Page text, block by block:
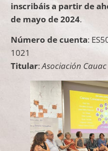
inscribáis a partir de
de mayo de 2024.
Número de cuenta:
1021
Titular:Asociación